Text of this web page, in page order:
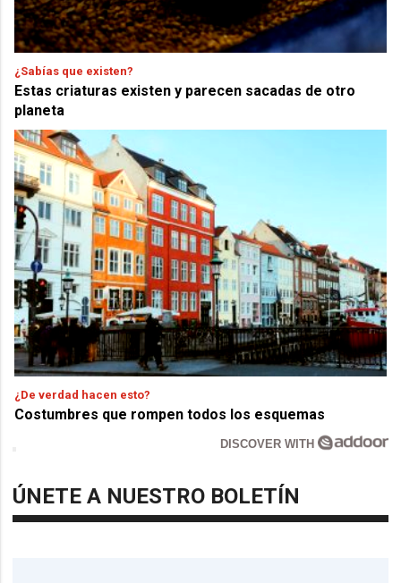
¿Sabías que existen?
Estas criaturas existen y parecen sacadas de otro
planeta
¿De verdad hacen esto?
Costumbres que rompen todos los esquemas
DISCOVER WITH
ÚNETE A NUESTRO BOLETÍN